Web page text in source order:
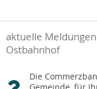
aktuelle
Ostbahnhof
Die